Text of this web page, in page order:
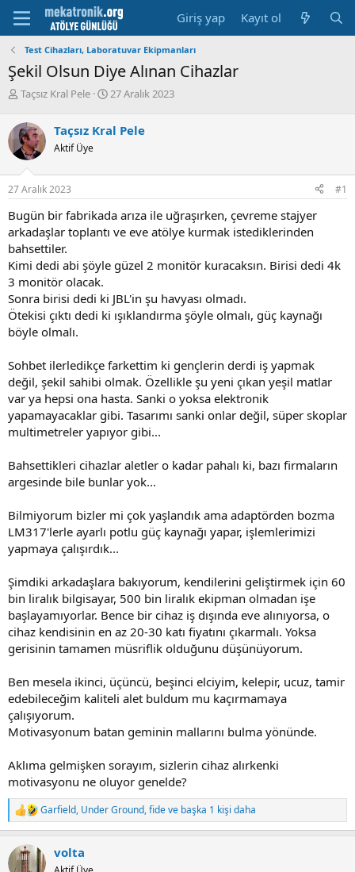
Giriş yap Kayıt ol
Test Cihazları, Laboratuvar Ekipmanları
Şekil Olsun Diye Alınan Cihazlar
K
n
u
y
u
b
a
l
a
t
a
n
Taçsız Kral Pele
B
l
a
r
i
27 Aralık 2023
Taçsız Kral Pele
Aktif Üye
27 Aralık 2023 #1
Bugün bir fabrikada arıza ile uğraşırken, çevreme stajyer
arkadaşlar toplantı ve eve atölye kurmak istediklerinden
bahsettiler.
Kimi dedi abi şöyle güzel 2 monitör kuracaksın. Birisi dedi 4k
3 monitör olacak.
Sonra birisi dedi ki JBL'in şu havyası olmadı.
Ötekisi çıktı dedi ki ışıklandırma şöyle olmalı, güç kaynağı
böyle olmalı.
Sohbet ilerledikçe farkettim ki gençlerin derdi iş yapmak
değil, şekil sahibi olmak. Özellikle şu yeni çıkan yeşil matlar
var ya hepsi ona hasta. Sanki o yoksa elektronik
yapamayacaklar gibi. Tasarımı sanki onlar değil, süper skoplar
multimetreler yapıyor gibi...
Bahsettikleri cihazlar aletler o kadar pahalı ki, bazı firmaların
argesinde bile bunlar yok...
Bilmiyorum bizler mi çok yaşlandık ama adaptörden bozma
LM317'lerle ayarlı potlu güç kaynağı yapar, işlemlerimizi
yapmaya çalışırdık...
Şimdiki arkadaşlara bakıyorum, kendilerini geliştirmek için 60
bin liralık bilgisayar, 500 bin liralık ekipman olmadan işe
başlayamıyorlar. Bence bir cihaz iş dışında eve alınıyorsa, o
cihaz kendisinin en az 20-30 katı fiyatını çıkarmalı. Yoksa
gerisinin tamamen müsriflik olduğunu düşünüyorum.
Ben mesela ikinci, üçüncü, beşinci elciyim, kelepir, ucuz, tamir
edebileceğim kaliteli alet buldum mu kaçırmamaya
çalışıyorum.
Motivasyonum batan geminin mallarını bulma yönünde.
Aklıma gelmişken sorayım, sizlerin cihaz alırkenki
motivasyonu ne oluyor genelde?
R
e
c
t
Garfield, Under Ground,fideve başka 1 kişi daha
volta